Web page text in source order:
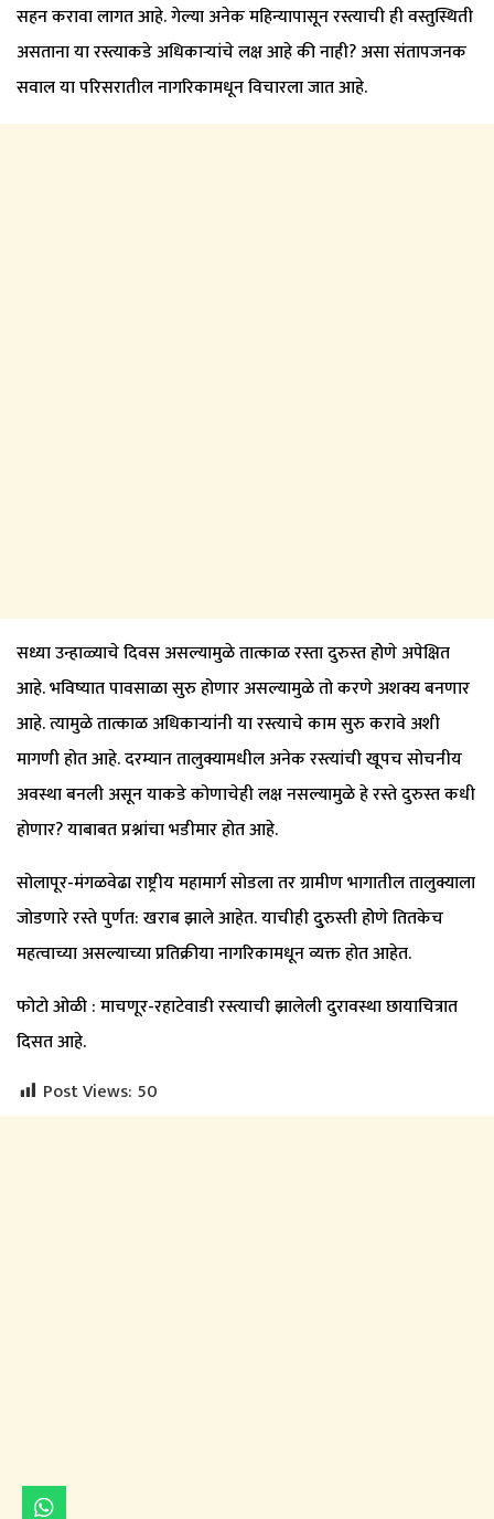
सहन करावा लागत आहे. गेल्या अनेक महिन्यापासून रस्त्याची ही वस्तुस्थिती
असताना या रस्त्याकडे अधिकार्‍यांचे लक्ष आहे की नाही? असा संतापजनक
सवाल या परिसरातील नागरिकामधून विचारला जात आहे.
सध्या उन्हाळ्याचे दिवस असल्यामुळे तात्काळ रस्ता दुरुस्त होेणे अपेक्षित
आहे. भविष्यात पावसाळा सुरु होणार असल्यामुळे तो करणे अशक्य बनणार
आहे. त्यामुळे तात्काळ अधिकार्‍यांनी या रस्त्याचे काम सुरु करावे अशी
मागणी होत आहे. दरम्यान तालुक्यामधील अनेक रस्त्यांची खूपच सोचनीय
अवस्था बनली असून याकडे कोणाचेही लक्ष नसल्यामुळे हे रस्ते दुरुस्त कधी
होणार? याबाबत प्रश्नांचा भडीमार होत आहे.
सोलापूर-मंगळवेढा राष्ट्रीय महामार्ग सोडला तर ग्रामीण भागातील तालुक्याला
जोडणारे रस्ते पुर्णत: खराब झाले आहेत. याचीही दुुरुस्ती होेणे तितकेच
महत्वाच्या असल्याच्या प्रतिक्रीया नागरिकामधून व्यक्त होत आहेत.
फोटो ओळी : माचणूर-रहाटेवाडी रस्त्याची झालेली दुरावस्था छायाचित्रात
दिसत आहे.
Post Views: 50